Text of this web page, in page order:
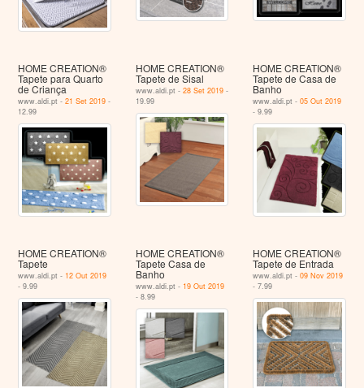
HOME CREATION®
Tapete para Quarto
de Criança
www.aldi.pt -21 Set 2019 -
12.99
HOME CREATION®
Tapete de Sisal
www.aldi.pt - 28 Set 2019-
19.99
HOME CREATION®
Tapete de Casa de
Banho
www.aldi.pt -05 Out 2019
- 9.99
HOME CREATION®
Tapete
www.aldi.pt - 12 Out 2019
- 9.99
HOME CREATION®
Tapete Casa de
Banho
www.aldi.pt - 19 Out 2019
- 8.99
HOME CREATION®
Tapete de Entrada
www.aldi.pt -09 Nov 2019
- 7.99